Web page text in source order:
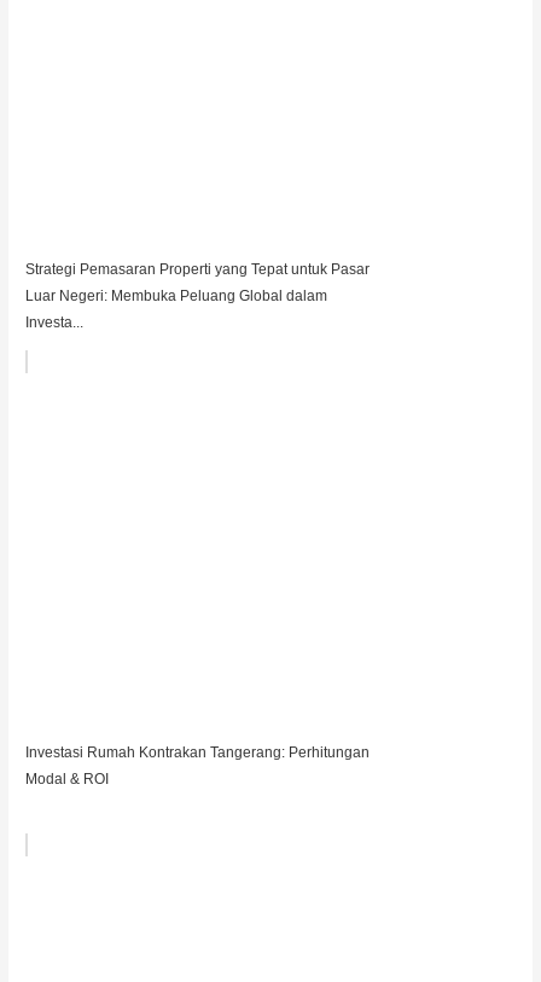
Strategi Pemasaran Properti yang Tepat untuk Pasar
Luar Negeri: Membuka Peluang Global dalam
Investa...
Investasi Rumah Kontrakan Tangerang: Perhitungan
Modal & ROI